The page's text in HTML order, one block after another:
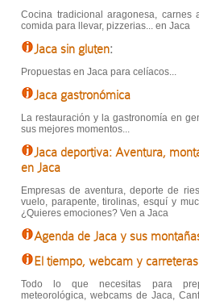
Cocina tradicional aragonesa, carnes
comida para llevar, pizzerias... en Jaca
Jaca sin gluten:
Propuestas en Jaca para celíacos...
Jaca gastronómica
La restauración y la gastronomía en
sus mejores momentos...
Jaca deportiva: Aventura,
en Jaca
Empresas de aventura, deporte de
vuelo, parapente, tirolinas, esquí y
¿Quieres emociones? Ven a Jaca
Agenda de Jaca y sus
El tiempo, webcam y carreteras
Todo lo que necesitas para
meteorológica, webcams de Jaca,